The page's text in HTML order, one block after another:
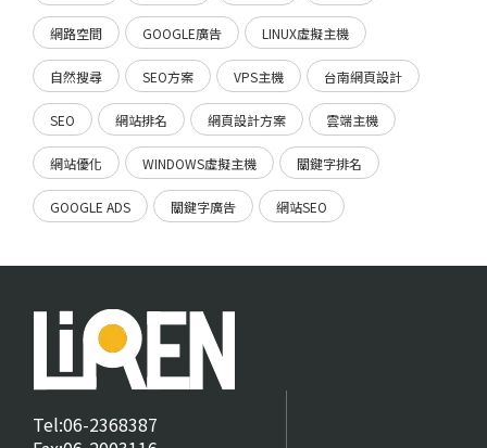
網路空間 GOOGLE廣告 LINUX虛擬主機
自然搜尋 SEO方案 VPS主機 台南網頁設計
SEO 網站排名 網頁設計方案 雲端主機
網站優化 WINDOWS虛擬主機 關鍵字排名
GOOGLE ADS 關鍵字廣告 網站SEO
Tel:06-2368387